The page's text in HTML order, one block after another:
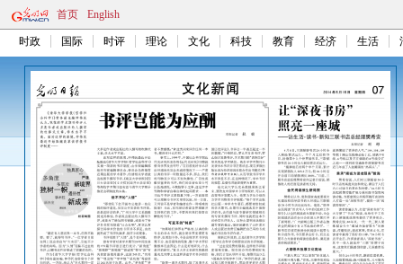
首页 English
时政 国际 时评 理论 文化 科技 教育 经济 生活